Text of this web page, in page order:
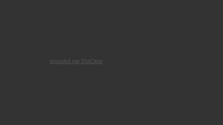
propulsé par DotClear